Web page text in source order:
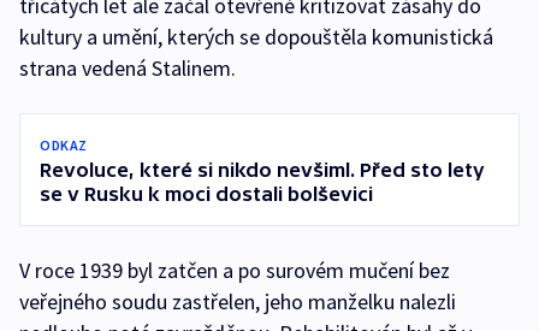
kultury a umění, kterých se dopouštěla komunistická
strana vedená Stalinem.
ODKAZ
Revoluce, které si nikdo nevšiml. Před sto lety
se v Rusku k moci dostali bolševici
V roce 1939 byl zatčen a po surovém mučení bez
veřejného soudu zastřelen, jeho manželku nalezli